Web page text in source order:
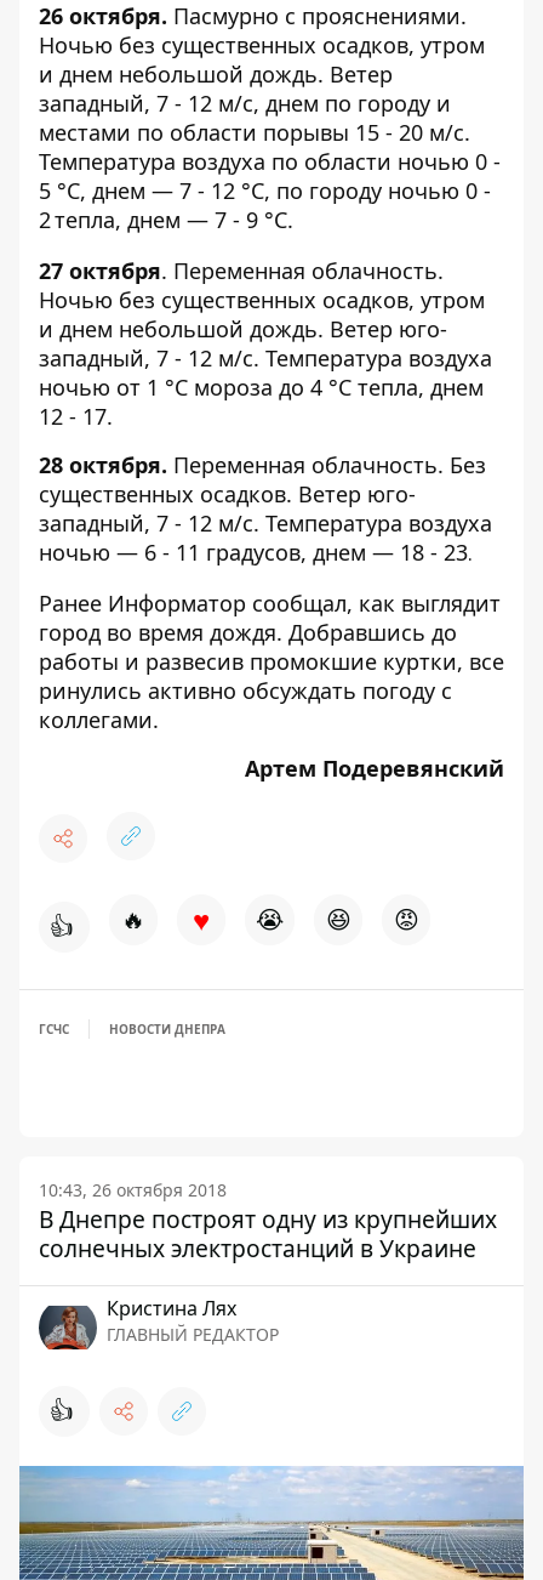
26 октября. Пасмурно с прояснениями.
Ночью без существенных осадков, утром
и днем небольшой дождь. Ветер
западный, 7 - 12 м/с, днем по городу и
местами по области порывы 15 - 20 м/с.
Температура воздуха по области ночью 0 -
5 °С, днем — 7 - 12 °С, по городу ночью 0 -
2тепла, днем — 7 - 9 °С.
27 октября. Переменная облачность.
Ночью без существенных осадков, утром
и днем небольшой дождь. Ветер юго-
западный, 7 - 12 м/с. Температура воздуха
ночью от 1 °С мороза до 4 °С тепла, днем
12 - 17.
28 октября. Переменная облачность. Без
существенных осадков. Ветер юго-
западный, 7 - 12 м/с. Температура воздуха
ночью — 6 - 11 градусов, днем — 18 - 23.
Ранее Информатор сообщал, как выглядит
город во время дождя. Добравшись до
работы и развесив промокшие куртки, все
ринулись активно обсуждать погоду с
коллегами.
Артем Подеревянский
👍 🔥 ♥ 😭 😆 😡
ГСЧС НОВОСТИ ДНЕПРА
10:43, 26 октября 2018
В Днепре построят одну из крупнейших
солнечных электростанций в Украине
Кристина Лях
ГЛАВНЫЙ РЕДАКТОР
👍